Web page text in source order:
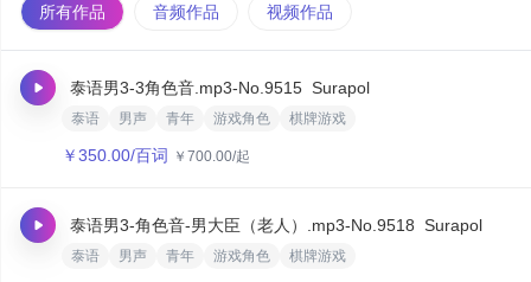
所有作品 音频作品 视频作品
泰语男3-3角色音.mp3-No.9515 Surapol
泰语 男声 青年 游戏角色 棋牌游戏
￥350.00/百词 ￥ 700.00/起
泰语男3-角色音-男大臣（老人）.mp3-No.9518 Surapol
泰语 男声 青年 游戏角色 棋牌游戏